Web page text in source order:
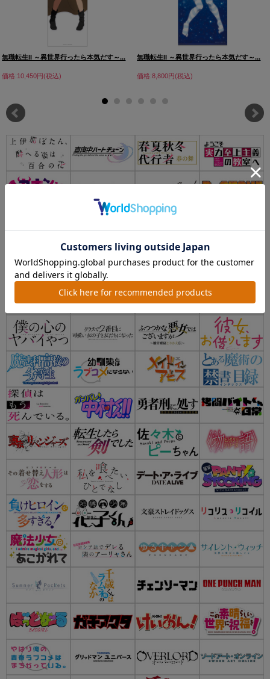
無職転生II ～異世界行ったら本気だす～...
価格:10,450円(税込)
無職転生II ～異世界行ったら本気だす～...
価格:8,800円(税込)